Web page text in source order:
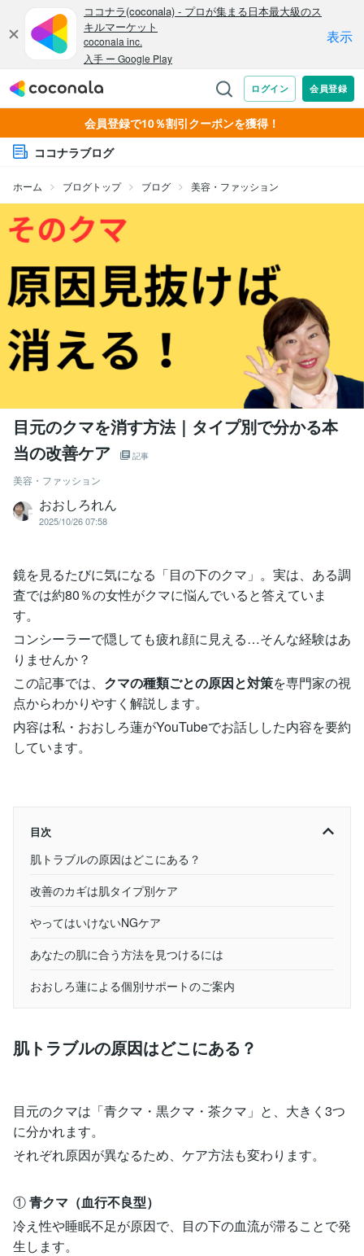
会員登録で10％割引クーポンを獲得！
ココナラブログ
ホーム ブログトップ ブログ 美容・ファッション
目元のクマを消す方法｜タイプ別で分かる本
当の改善ケア
記事
美容・ファッション
おおしろれん
2025/10/26 07:58
鏡を見るたびに気になる「目の下のクマ」。実は、ある調
査では約80％の女性がクマに悩んでいると答えていま
す。
コンシーラーで隠しても疲れ顔に見える…そんな経験はあ
りませんか？
この記事では、 クマの種類ごとの原因と対策を専門家の視
点からわかりやすく解説します。
内容は私・おおしろ蓮がYouTubeでお話しした内容を要約
しています。
目次
肌トラブルの原因はどこにある？
改善のカギは肌タイプ別ケア
やってはいけないNGケア
あなたの肌に合う方法を見つけるには
おおしろ蓮による個別サポートのご案内
肌トラブルの原因はどこにある？
目元のクマは「青クマ・黒クマ・茶クマ」と、大きく3つ
に分かれます。
それぞれ原因が異なるため、ケア方法も変わります。
①青クマ（血行不良型）
冷え性や睡眠不足が原因で、目の下の血流が滞ることで発
生します。